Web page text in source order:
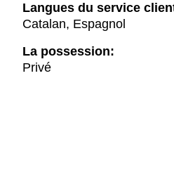
Langues du service
Catalan, Espagnol
La possession:
Privé